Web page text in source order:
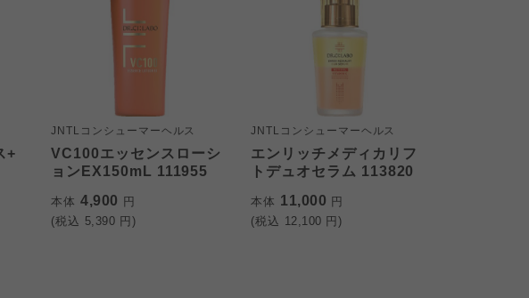
+
JNTLコンシューマーヘルス
VC100エッセンスローシ
ョンEX150mL 111955
本体 4,900 円
(税込 5,390 円)
JNTLコンシューマーヘルス
エンリッチメディカリフ
トデュオセラム 113820
本体 11,000 円
(税込 12,100 円)